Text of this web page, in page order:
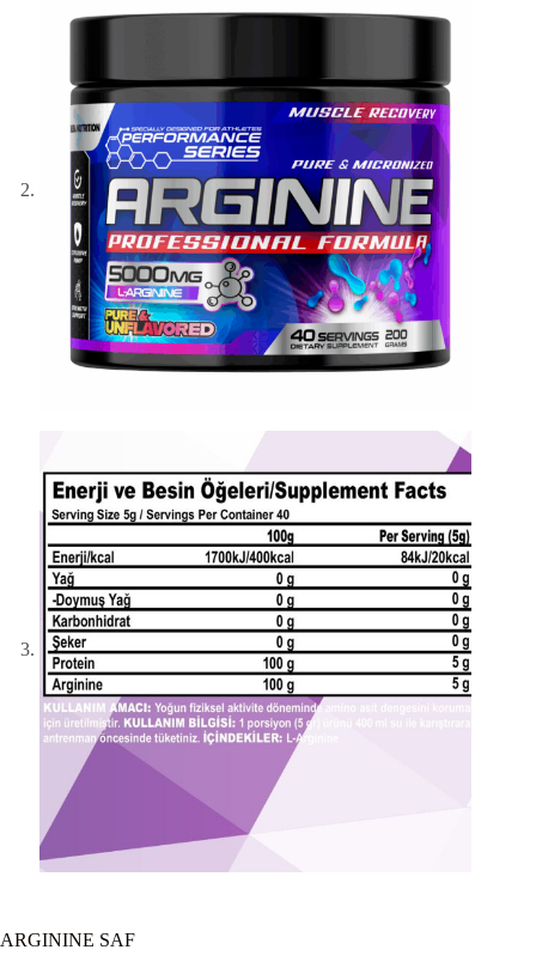
ARGININE SAF